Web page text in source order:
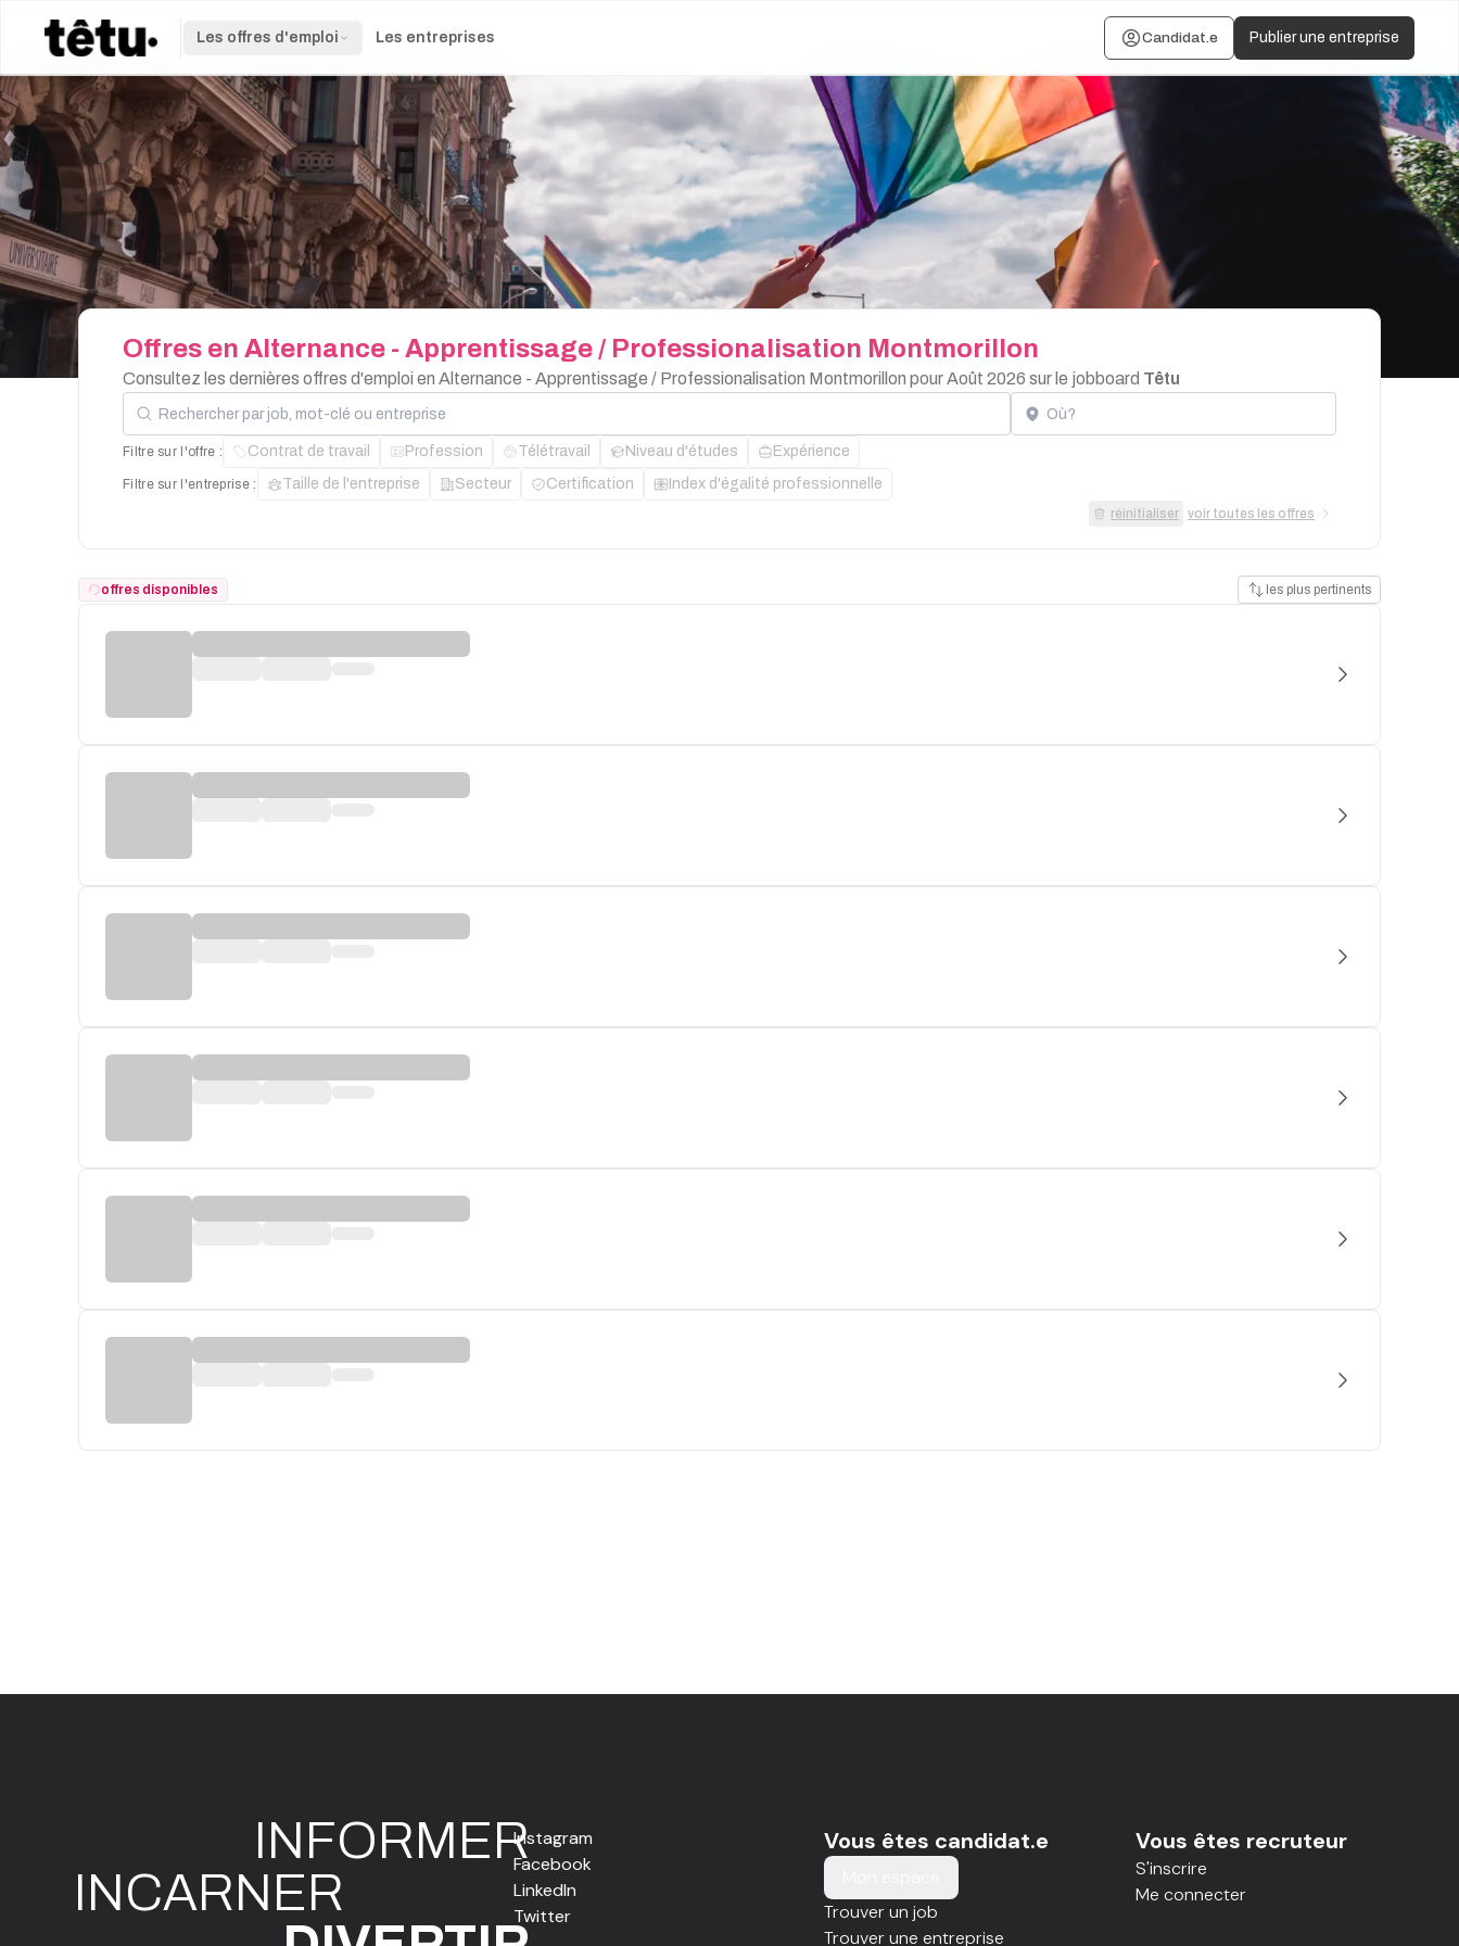
Les offres d'emploi Les entreprises Candidat.e Publier une entreprise
Offres en Alternance - Apprentissage / Professionalisation Montmorillon
Consultez les dernières offres d'emploi en Alternance - Apprentissage / Professionalisation Montmorillon pour Août 2026 sur le jobboard Têtu
Rechercher par job, mot-clé ou entreprise Localisation
Filtre sur l'offre : Contrat de travail Profession Télétravail Niveau d'études Expérience
Filtre sur l'entreprise : Taille de l'entreprise Secteur Certification Index d'égalité professionnelle
réinitialiser voir toutes les offres
offres disponibles les plus pertinents
INFORMER
INCARNER
Instagram
Facebook
LinkedIn
Twitter
Vous êtes candidat.e
Trouver un job
Trouver une entreprise
Vous êtes recruteur
S'inscrire
Me connecter